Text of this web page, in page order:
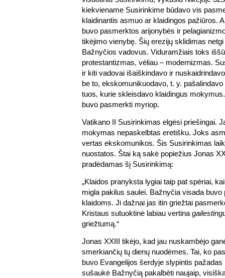
kiekviename Susirinkime būdavo vis
klaidinantis asmuo ar klaidingos pažiūros.
buvo pasmerktos arijonybės ir
tikėjimo vienybę. Šių erezijų sklidimas
Bažnyčios vadovus. Viduramžiais toks
protestantizmas, vėliau – modernizmas.
ir kiti vadovai išaiškindavo ir
be to, ekskomunikuodavo, t. y.
tuos, kurie skleisdavo klaidingus
buvo pasmerkti myriop.
Vatikano II Susirinkimas elgėsi priešingai.
mokymas nepaskelbtas eretišku. Joks
vertas ekskomunikos. Šis Susirinkimas
nuostatos. Štai ką sakė popiežius Jonas
pradėdamas šį Susirinkimą:
„Klaidos pranyksta lygiai taip pat spėriai,
migla pakilus saulei. Bažnyčia visada buvo
klaidoms. Ji dažnai jas itin griežtai
Kristaus sutuoktinė labiau vertina
griežtumą.“
Jonas XXIII tikėjo, kad jau nuskambėjo
smerkiančių tų dienų nuodėmes. Tai, ko
buvo Evangelijos šerdyje slypintis pažadas
sušaukė Bažnyčią pakalbėti naujaip,